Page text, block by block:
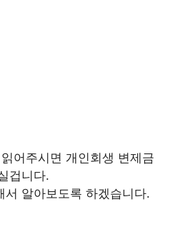
어주시면 개인회생 변제금
겁니다.
서 알아보도록 하겠습니다.